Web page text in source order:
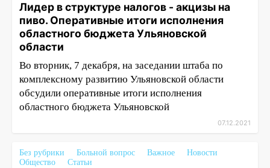
Лидер в структуре налогов - акцизы на
пиво. Оперативные итоги исполнения
областного бюджета Ульяновской
области
Во вторник, 7 декабря, на заседании штаба по
комплексному развитию Ульяновской области
обсудили оперативные итоги исполнения
областного бюджета Ульяновской
07.12.2021
Без рубрики Больной вопрос Важное
Новости
Общество
Статьи